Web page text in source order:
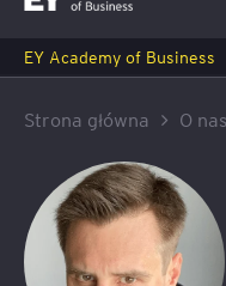
EY Academy of Business
Strona główna O nas